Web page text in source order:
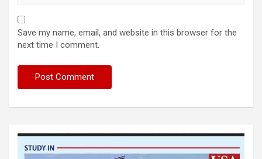
Save my name, email, and website in this browser for the
next time I comment.